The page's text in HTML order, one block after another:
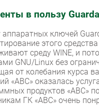
в пользу
ключей
этого
среду WINE, и
GNU/Linux без
от колебания курса
«ABC» оказалась
продуктов «ABC»
ГК «ABC» очень